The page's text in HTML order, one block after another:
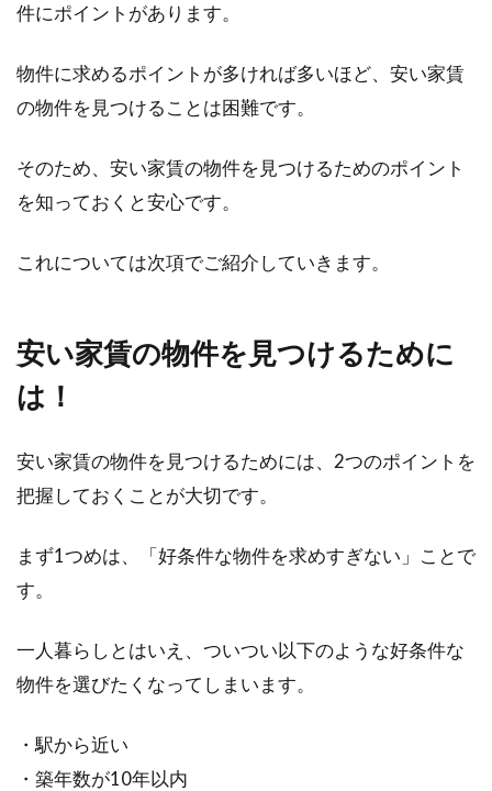
件にポイントがあります。
物件に求めるポイントが多ければ多いほど、安い家賃
の物件を見つけることは困難です。
そのため、安い家賃の物件を見つけるためのポイント
を知っておくと安心です。
これについては次項でご紹介していきます。
安い家賃の物件を見つけるために
は！
安い家賃の物件を見つけるためには、2つのポイントを
把握しておくことが大切です。
まず1つめは、「好条件な物件を求めすぎない」ことで
す。
一人暮らしとはいえ、ついつい以下のような好条件な
物件を選びたくなってしまいます。
・駅から近い
・築年数が10年以内